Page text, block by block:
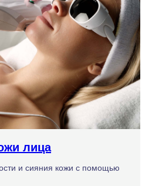
лица
и сияния кожи с помощью